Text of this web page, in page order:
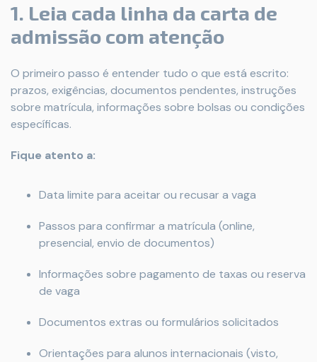
1. Leia cada linha da carta de
admissão com atenção
O primeiro passo é entender tudo o que está escrito:
prazos, exigências, documentos pendentes, instruções
sobre matrícula, informações sobre bolsas ou condições
específicas.
Fique atento a:
Data limite para aceitar ou recusar a vaga
Passos para confirmar a matrícula (online,
presencial, envio de documentos)
Informações sobre pagamento de taxas ou reserva
de vaga
Documentos extras ou formulários solicitados
Orientações para alunos internacionais (visto,